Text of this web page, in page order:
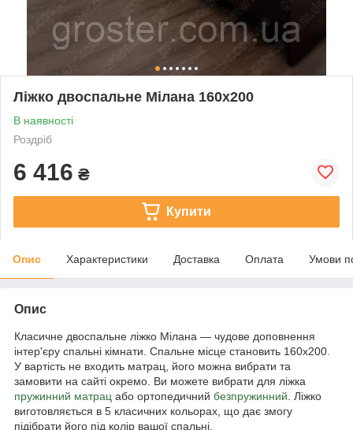
Ліжко двоспальне Мілана 160х200
В наявності
Роздріб
6 416 ₴
Купити
Опис Характеристики Доставка Оплата Умови
Опис
Класичне двоспальне ліжко Мілана — чудове доповнення
інтер'єру спальні кімнати. Спальне місце становить 160х200.
У вартість не входить матрац, його можна вибрати та
замовити на сайті окремо. Ви можете вибрати для ліжка
пружинний матрац або ортопедичний безпружинний . Ліжко
виготовляється в 5 класичних кольорах, що дає змогу
підібрати його під колір вашої спальні.